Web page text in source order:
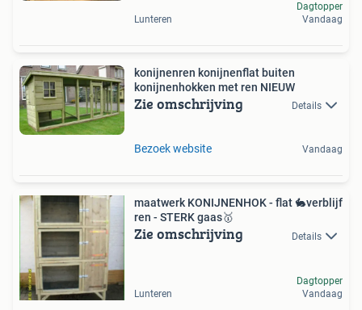
Lunteren
Dagtopper
Vandaag
konijnenren konijnenflat buiten
konijnenhokken met ren NIEUW
Zie omschrijving Details
Bezoek website Vandaag
maatwerk KONIJNENHOK - flat 🐇verblijf
ren - STERK gaas🥇
Zie omschrijving Details
Lunteren
Dagtopper
Vandaag